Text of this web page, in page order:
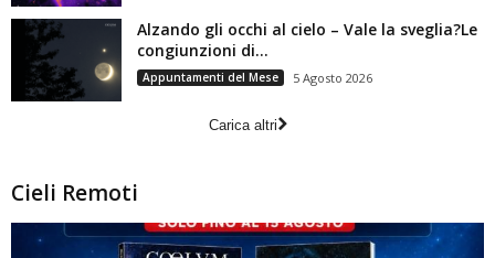
Alzando gli occhi al cielo – Vale la sveglia?Le
congiunzioni di...
Appuntamenti del Mese 5 Agosto 2026
Carica altri
Cieli Remoti